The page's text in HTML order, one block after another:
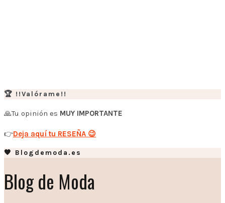
🏆 !!Valórame!!
🙏Tu opinión es MUY IMPORTANTE
👉Deja aquí tu RESEÑA 😉
🧡 Blogdemoda.es
Blog de Moda